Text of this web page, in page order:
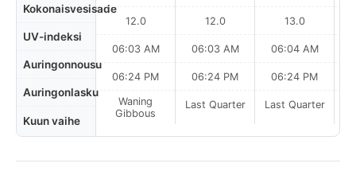
Kokonaisvesisade
UV-indeksi
Auringonnousu
Auringonlasku
Kuun vaihe
12.0
06:03 AM
06:24 PM
Waning
Gibbous
12.0
06:03 AM
06:24 PM
Last Quarter
13.0
06:04 AM
06:24 PM
Last Quarter